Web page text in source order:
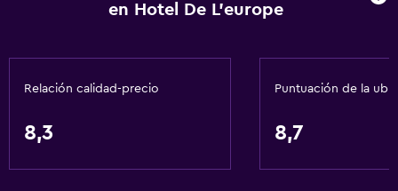
en Hotel De L'europe
Relación calidad-precio
8,3
Puntuación de la
8,7